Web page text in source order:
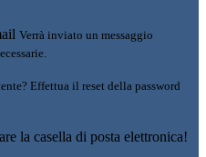
Verrà inviato un messaggio
Effettua il reset della password
la casella di posta elettronica!